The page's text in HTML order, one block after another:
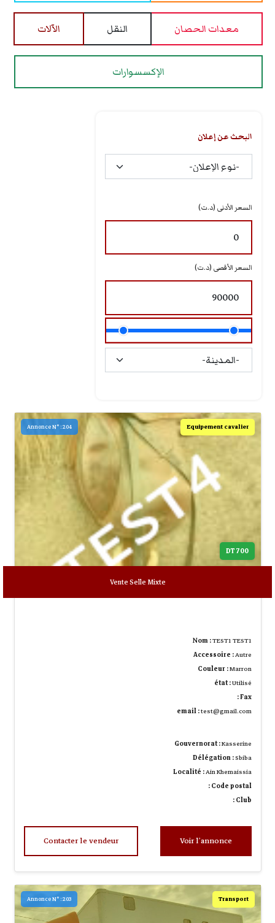
معدات الحصان النقل الآلات
الإكسسوارات
البحث عن إعلان
السعر الأدنى (د.ت)
السعر الأقصى (د.ت)
Equipement cavalier
700 DT
Annonce N° : 204
Vente Selle Mixte
Nom :TEST1 TEST1
Accessoire :Autre
Couleur :Marron
état :Utilisé
Fax :
email :test@gmail.com
Gouvernorat :Kasserine
Délégation :Sbiba
Localité :Ain Khemaissia
Code postal :
Club :
Voir l’annonce
Contacter le vendeur
Transport
Annonce N° : 203